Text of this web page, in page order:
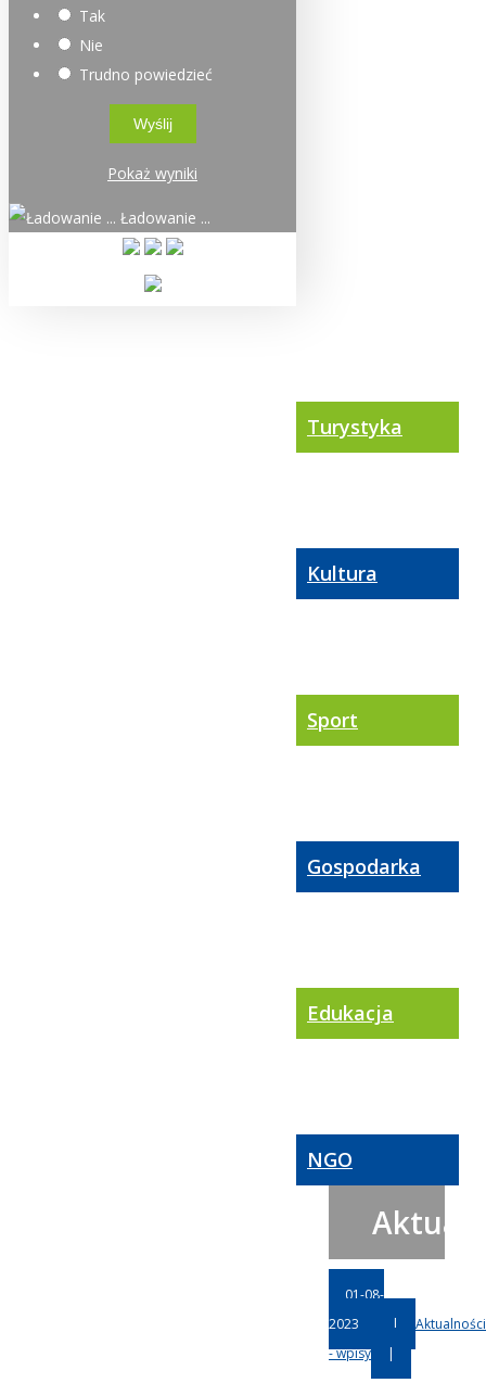
Tak
Nie
Trudno powiedzieć
Pokaż wyniki
Ładowanie ...
Turystyka
Kultura
Sport
Gospodarka
Edukacja
NGO
01-08-
2023
|
Aktualności
- wpisy
|